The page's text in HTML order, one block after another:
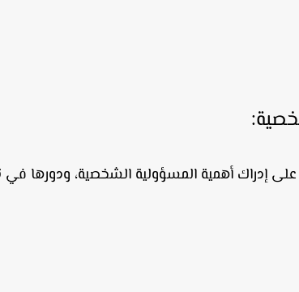
إدراك أهمية المسؤولية الشخصية، ودورها